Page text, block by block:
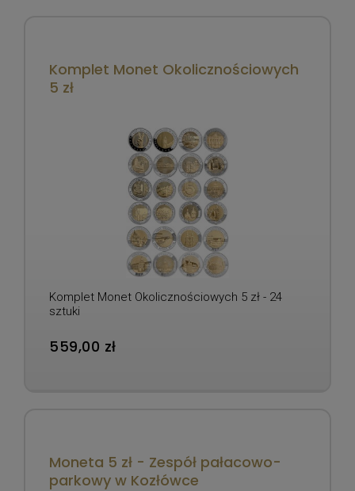
Komplet Monet Okolicznościowych
5 zł
Komplet Monet Okolicznościowych 5 zł - 24
sztuki
559,00 zł
Moneta 5 zł - Zespół pałacowo-
parkowy w Kozłówce